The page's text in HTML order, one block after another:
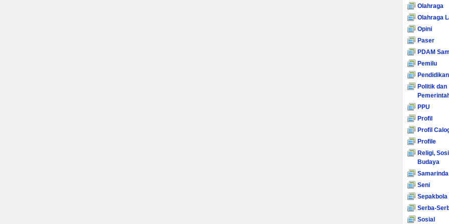
Olahraga
Olahraga
Opini
Paser
PDAM
Pemilu
Pendidikan
Politik dan
PPU
Profil
Profil
Profile
Religi,
Budaya
Samarinda
Seni
Sepakbola
Serba-
Sosial